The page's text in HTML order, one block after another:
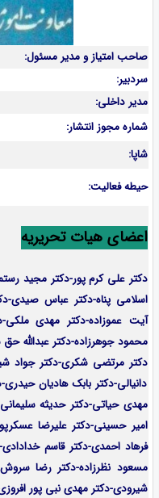
صاحب امتیاز و مدیر مسئول:
سردبیر:
مدیر داخلی:
شماره مجوز انتشار:
شاپا:
حیطه فعالیت:
اعضای هیات تحریریه
دکتر علی کرم پور-دکتر مجید
اسلامی پناه-دکتر عباس صیدی-
آیت عموزاده-دکتر مهدی ملکی-
محمود جوهرزاده-دکتر عبدالله
دکتر مرتضی شکری-دکتر جواد
دانیالی-دکتر بابک هادیان
مهدی حیاتی-دکتر حدیثه
امیر حسینی-دکتر علیرضا
فرهاد احمدی-دکتر قاسم
مسعود نظرزاده-دکتر رضا
شیرودی-دکتر مهدی نبی پور